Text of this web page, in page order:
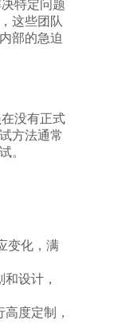
特定问题
这些团队
部的急迫
没有正式
方法通常
。
变化，满
设计，
度定制，